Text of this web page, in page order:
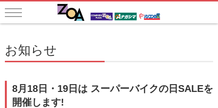
お知らせ
8月18日・19日は スーパーバイクの日SALEを
開催します!